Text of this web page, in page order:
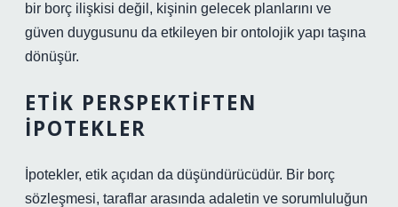
bir borç ilişkisi değil, kişinin gelecek planlarını ve
güven duygusunu da etkileyen bir ontolojik yapı taşına
dönüşür.
ETIK PERSPEKTIFTEN
İPOTEKLER
İpotekler, etik açıdan da düşündürücüdür. Bir borç
sözleşmesi, taraflar arasında adaletin ve sorumluluğun